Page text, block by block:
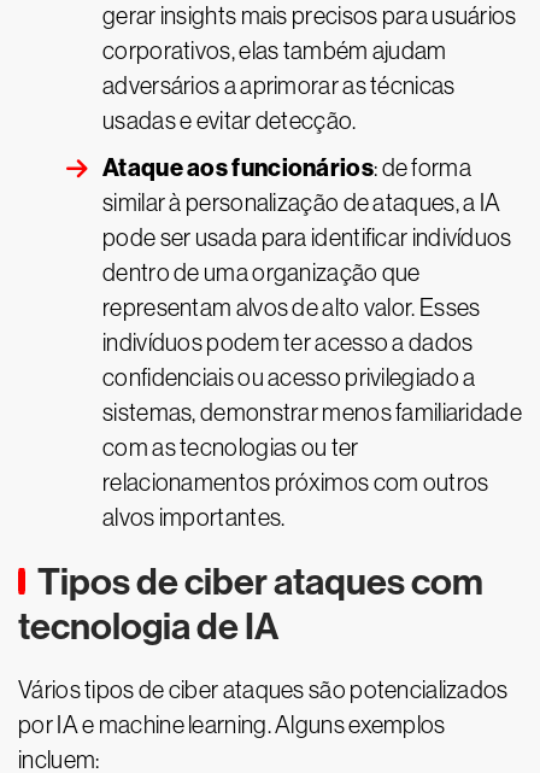
gerar insights mais precisos para usuários
corporativos, elas também ajudam
adversários a aprimorar as técnicas
usadas e evitar detecção.
Ataque aos funcionários: de forma
similar à personalização de ataques, a IA
pode ser usada para identificar indivíduos
dentro de uma organização que
representam alvos de alto valor. Esses
indivíduos podem ter acesso a dados
confidenciais ou acesso privilegiado a
sistemas, demonstrar menos familiaridade
com as tecnologias ou ter
relacionamentos próximos com outros
alvos importantes.
Tipos de ciber ataques com
tecnologia de IA
Vários tipos de ciber ataques são potencializados
por IA e machine learning. Alguns exemplos
incluem: